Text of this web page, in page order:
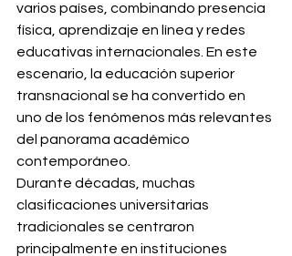
varios países, combinando presencia
física, aprendizaje en línea y redes
educativas internacionales. En este
escenario, la educación superior
transnacional se ha convertido en
uno de los fenómenos más relevantes
del panorama académico
contemporáneo.
Durante décadas, muchas
clasificaciones universitarias
tradicionales se centraron
principalmente en instituciones